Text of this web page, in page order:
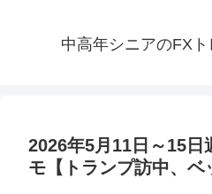
中高年シニアのFX
2026年5月11日～15日
モ【トランプ訪中、ベ